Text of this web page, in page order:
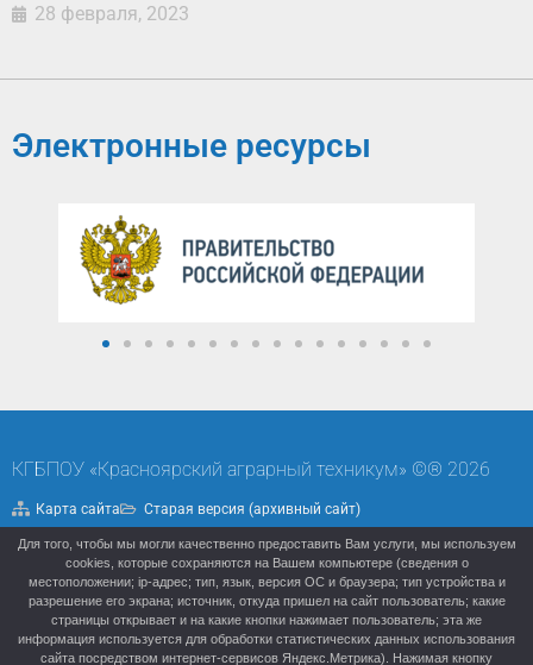
28 февраля, 2023
Электронные ресурсы
КГБПОУ «Красноярский аграрный техникум» ©® 2026
Карта сайта Старая версия (архивный сайт)
Политика конфиденциальности
Для того, чтобы мы могли качественно предоставить Вам услуги, мы используем
cookies, которые сохраняются на Вашем компьютере (сведения о
местоположении; ip-адрес; тип, язык, версия ОС и браузера; тип устройства и
разрешение его экрана; источник, откуда пришел на сайт пользователь; какие
страницы открывает и на какие кнопки нажимает пользователь; эта же
информация используется для обработки статистических данных использования
сайта посредством интернет-сервисов Яндекс.Метрика). Нажимая кнопку